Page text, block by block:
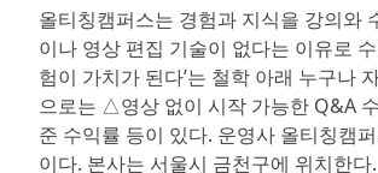
올티칭캠퍼스는 경험과 지식을 강의와
이나 영상 편집 기술이 없다는 이유로
험이 가치가 된다’는 철학 아래 누구나
으로는 △영상 없이 시작 가능한 Q&A
준 수익률 등이 있다. 운영사 올티칭캠
이다. 본사는 서울시 금천구에 위치한다.